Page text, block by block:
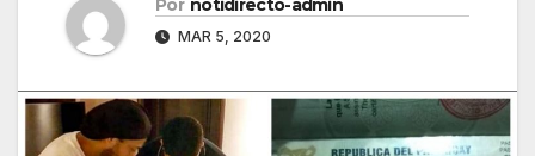
Por notidirecto-admin
MAR 5, 2020